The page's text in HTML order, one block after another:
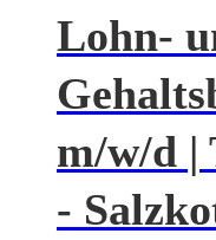
Lohn-
m/w/d |
-